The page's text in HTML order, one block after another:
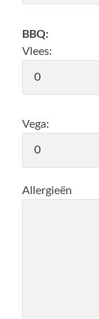
BBQ:
Vlees:
Vega:
Allergieën